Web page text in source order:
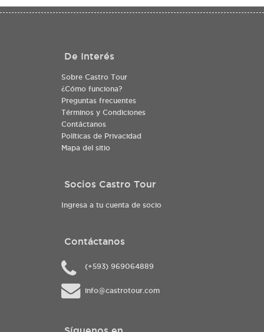
De Interés
Sobre Castro Tour
¿Cómo funciona?
Preguntas frecuentes
Términos y Condiciones
Contáctanos
Políticas de Privacidad
Mapa del sitio
Socios Castro Tour
Ingresa a tu cuenta de socio
Contáctanos
(+593) 969064889
info@castrotour.com